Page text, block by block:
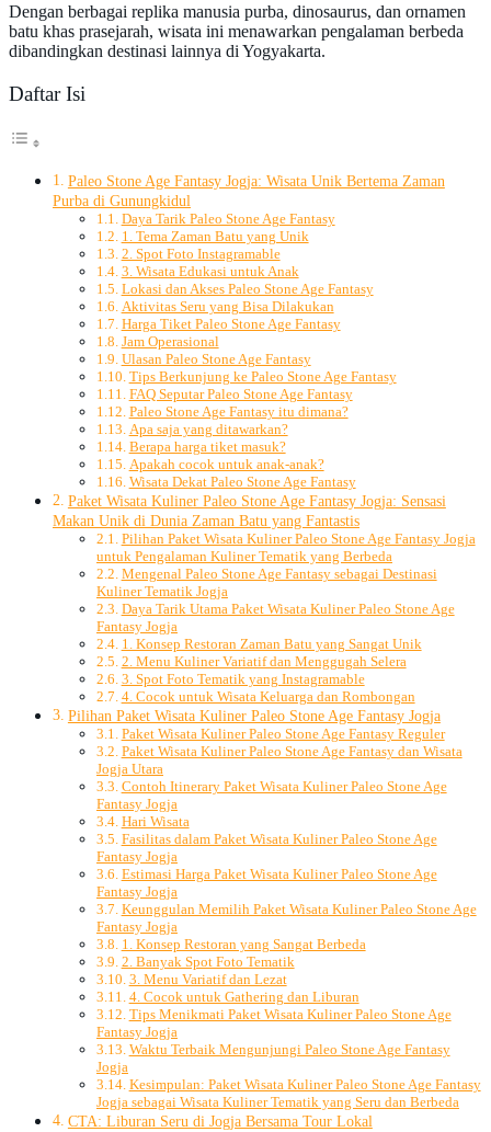
Dengan berbagai replika manusia purba, dinosaurus, dan ornamen
batu khas prasejarah, wisata ini menawarkan pengalaman berbeda
dibandingkan destinasi lainnya di Yogyakarta.
Daftar Isi
Paleo Stone Age Fantasy Jogja: Wisata Unik Bertema Zaman
Purba di Gunungkidul
Daya Tarik Paleo Stone Age Fantasy
1. Tema Zaman Batu yang Unik
2. Spot Foto Instagramable
3. Wisata Edukasi untuk Anak
Lokasi dan Akses Paleo Stone Age Fantasy
Aktivitas Seru yang Bisa Dilakukan
Harga Tiket Paleo Stone Age Fantasy
Jam Operasional
Ulasan Paleo Stone Age Fantasy
Tips Berkunjung ke Paleo Stone Age Fantasy
FAQ Seputar Paleo Stone Age Fantasy
Paleo Stone Age Fantasy itu dimana?
Apa saja yang ditawarkan?
Berapa harga tiket masuk?
Apakah cocok untuk anak-anak?
Wisata Dekat Paleo Stone Age Fantasy
Paket Wisata Kuliner Paleo Stone Age Fantasy Jogja: Sensasi
Makan Unik di Dunia Zaman Batu yang Fantastis
Pilihan Paket Wisata Kuliner Paleo Stone Age Fantasy Jogja
untuk Pengalaman Kuliner Tematik yang Berbeda
Mengenal Paleo Stone Age Fantasy sebagai Destinasi
Kuliner Tematik Jogja
Daya Tarik Utama Paket Wisata Kuliner Paleo Stone Age
Fantasy Jogja
1. Konsep Restoran Zaman Batu yang Sangat Unik
2. Menu Kuliner Variatif dan Menggugah Selera
3. Spot Foto Tematik yang Instagramable
4. Cocok untuk Wisata Keluarga dan Rombongan
Pilihan Paket Wisata Kuliner Paleo Stone Age Fantasy Jogja
Paket Wisata Kuliner Paleo Stone Age Fantasy Reguler
Paket Wisata Kuliner Paleo Stone Age Fantasy dan Wisata
Jogja Utara
Contoh Itinerary Paket Wisata Kuliner Paleo Stone Age
Fantasy Jogja
Hari Wisata
Fasilitas dalam Paket Wisata Kuliner Paleo Stone Age
Fantasy Jogja
Estimasi Harga Paket Wisata Kuliner Paleo Stone Age
Fantasy Jogja
Keunggulan Memilih Paket Wisata Kuliner Paleo Stone Age
Fantasy Jogja
1. Konsep Restoran yang Sangat Berbeda
2. Banyak Spot Foto Tematik
3. Menu Variatif dan Lezat
4. Cocok untuk Gathering dan Liburan
Tips Menikmati Paket Wisata Kuliner Paleo Stone Age
Fantasy Jogja
Waktu Terbaik Mengunjungi Paleo Stone Age Fantasy
Jogja
Kesimpulan: Paket Wisata Kuliner Paleo Stone Age Fantasy
Jogja sebagai Wisata Kuliner Tematik yang Seru dan Berbeda
CTA: Liburan Seru di Jogja Bersama Tour Lokal